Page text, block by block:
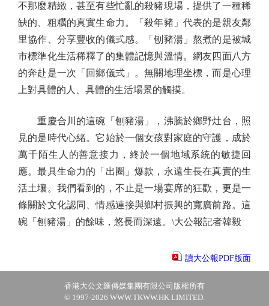
不那麼精緻，甚至有些忙亂的殺豬現場，提供了一種稀
缺的、粗糲的真實生命力。「殺年豬」代表的是親友鄰
里協作、分享豐收的儀式感。「刨豬湯」熬煮的是被城
市標準化生活稀釋了的集體記憶與溫情。網友四面八方
的奔赴是一次「回鄉儀式」。無關地理坐標，而是心理
上對具體的人、具體的生活場景的觸摸。
重慶合川的這碗「刨豬湯」，沸騰於鄉野灶台，照
見的是時代心緒。它始於一個女孩對家庭的守護，成於
萬千陌生人的善意接力，終於一個地域系統的敏捷回
應。最具生命力的「出圈」爆款，永遠生長在真實的生
活土壤。我們看到的，不止是一場宴席的狂歡，更是一
條關於文化認同、情感連接與鄉村振興的寬廣前路。這
碗「刨豬湯」的餘味，悠長而深遠。\大公報記者韓毅
讀大公報PDF版面
香港大公文匯傳媒集團有限公司版權所有
© 1997-2026 WWW.TKWW.HK LIMITED.